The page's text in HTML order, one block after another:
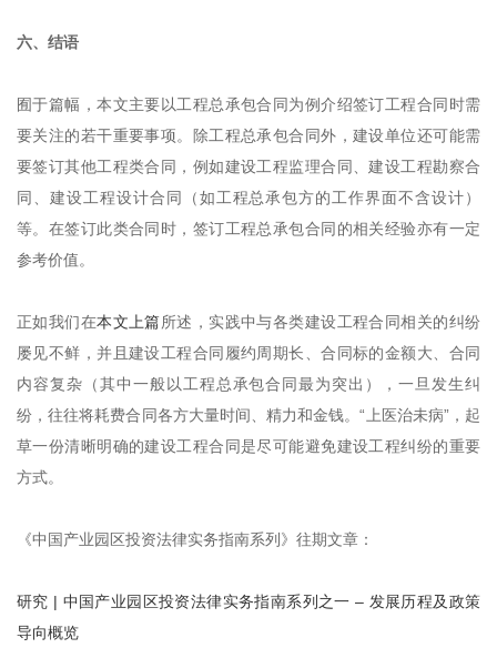
六、结语
囿于篇幅，本文主要以工程总承包合同为例介绍签订工程合同时需
要关注的若干重要事项。除工程总承包合同外，建设单位还可能需
要签订其他工程类合同，例如建设工程监理合同、建设工程勘察合
同、建设工程设计合同（如工程总承包方的工作界面不含设计）
等。在签订此类合同时，签订工程总承包合同的相关经验亦有一定
参考价值。
正如我们在本文上篇所述，实践中与各类建设工程合同相关的纠纷
屡见不鲜，并且建设工程合同履约周期长、合同标的金额大、合同
内容复杂（其中一般以工程总承包合同最为突出），一旦发生纠
纷，往往将耗费合同各方大量时间、精力和金钱。“上医治未病”，起
草一份清晰明确的建设工程合同是尽可能避免建设工程纠纷的重要
方式。
《中国产业园区投资法律实务指南系列》往期文章：
研究 | 中国产业园区投资法律实务指南系列之一 – 发展历程及政策
导向概览